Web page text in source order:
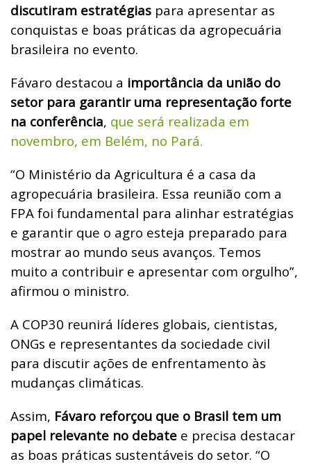
discutiram estratégias para apresentar as
conquistas e boas práticas da agropecuária
brasileira no evento.
Fávaro destacou a importância da união do
setor para garantir uma representação forte
na conferência, que será realizada em
novembro, em Belém, no Pará.
“O Ministério da Agricultura é a casa da
agropecuária brasileira. Essa reunião com a
FPA foi fundamental para alinhar estratégias
e garantir que o agro esteja preparado para
mostrar ao mundo seus avanços. Temos
muito a contribuir e apresentar com orgulho”,
afirmou o ministro.
A COP30 reunirá líderes globais, cientistas,
ONGs e representantes da sociedade civil
para discutir ações de enfrentamento às
mudanças climáticas.
Assim, Fávaro reforçou que o Brasil tem um
papel relevante no debate e precisa destacar
as boas práticas sustentáveis do setor. “O